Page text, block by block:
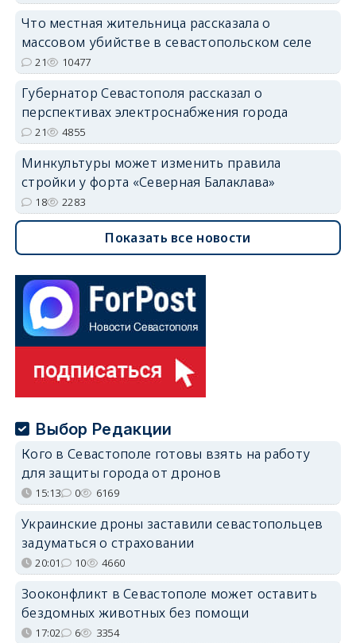
Что местная жительница рассказала о
массовом убийстве в севастопольском селе
21 10477
Губернатор Севастополя рассказал о
перспективах электроснабжения города
21 4855
Минкультуры может изменить правила
стройки у форта «Северная Балаклава»
18 2283
Показать все новости
Выбор Редакции
Кого в Севастополе готовы взять на работу
для защиты города от дронов
15:13 0 6169
Украинские дроны заставили севастопольцев
задуматься о страховании
20:01 10 4660
Зооконфликт в Севастополе может оставить
бездомных животных без помощи
17:02 6 3354